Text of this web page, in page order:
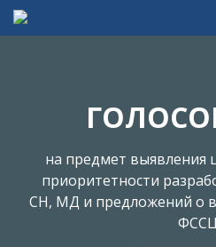
на предмет выявления
приоритетности
СН, МД и предложений о